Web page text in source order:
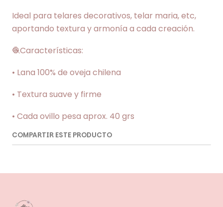
Ideal para telares decorativos, telar maria, etc,
aportando textura y armonía a cada creación.
🧶Características:
• Lana 100% de oveja chilena
• Textura suave y firme
• Cada ovillo pesa aprox. 40 grs
COMPARTIR ESTE PRODUCTO